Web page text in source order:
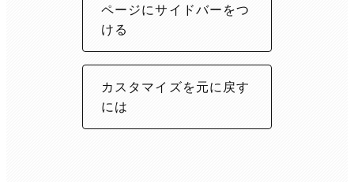
ページにサイドバーをつ
ける
カスタマイズを元に戻す
には